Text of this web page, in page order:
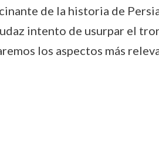
de la historia de
intento de usurpar el
los aspectos más